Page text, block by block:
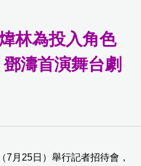
林為投入⾓⾊
濤首演舞台劇
7月25日）舉行記者招待會，